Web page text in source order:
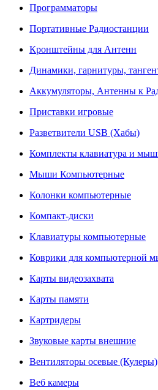
Программаторы
Портативные Радиостанции
Кронштейны для Антенн
Динамики, гарнитуры,
Аккумуляторы, Антенны к
Приставки игровые
Разветвители USB (Хабы)
Комплекты клавиатура и
Мыши Компьютерные
Колонки компьютерные
Компакт-диски
Клавиатуры компьютерные
Коврики для компьютерной
Карты видеозахвата
Карты памяти
Картридеры
Звуковые карты внешние
Вентиляторы осевые (Кулеры)
Веб камеры